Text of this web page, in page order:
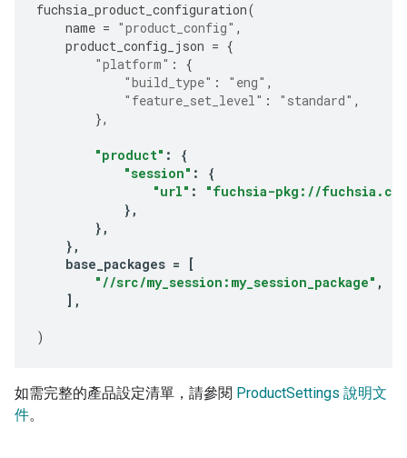
fuchsia_product_configuration(
name = "product_config" ,
product_config_json = {
"platform" :
{
"build_type" : "eng" ,
"feature_set_level" : "standard" ,
},
"product" :
{
"session" :
{
"url" :
"fuchsia-pkg://fuchsia.com/
},
},
},
base_packages =
[
"//src/my_session:my_session_package" ,
],
)
如需完整的產品設定清單，請參閱 ProductSettings 說明文
件。